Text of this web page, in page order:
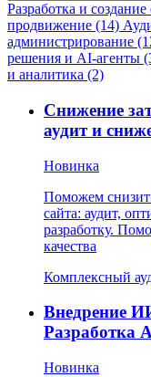
Разработка и
продвижение (14)
администрирование
решения и AI-агенты
и аналитика (2)
Снижение
аудит и
Новинка
Поможем
сайта: аудит,
разработку.
качества
Комплексный
Внедрение
Разработка
Новинка